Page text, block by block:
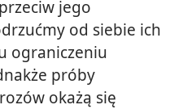
jego
od siebie ich
ograniczeniu
próby
okażą się